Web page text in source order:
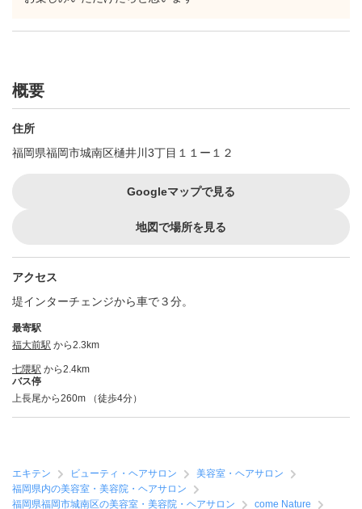
概要
住所
福岡県福岡市城南区樋井川3丁目１１ー１２
Googleマップで見る
地図で場所を見る
アクセス
堤インターチェンジから車で３分。
最寄駅
福大前駅 から2.3km
七隈駅 から2.4km
バス停
上長尾から260m （徒歩4分）
エキテン ビューティ・ヘアサロン
美容室・ヘアサロン
福岡県内の美容室・美容院・ヘアサロン
福岡県福岡市城南区の美容室・美容院・ヘアサロン
come Nature